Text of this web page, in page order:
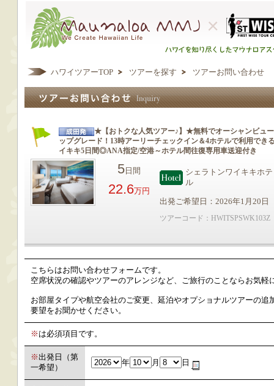
ハワイツアーTOP ツアーを探す ツアーお問い合わせ
★【おトクな人気ツアー♪】★無料でオーシャンビュ
ップグレード！13時アーリーチェックイン＆4ホテルで利用で
イキキ5日間◎ANA指定/空港～ホテル間往復専用車送迎付き
5 日間
22.6万円
シェラトンワイキキホテ
ル
出発ご希望日：2026年1月20日
ツアーコード：HWITSPSWK103Z
こちらはお問い合わせフォームです。
空席状況の確認やツアーのアレンジなど、ご旅行のことならお気軽
お部屋タイプや航空会社のご変更、延泊やオプショナルツアーの追
要望をお聞かせください。
※ は必須項目です。
※出発日（第
一希望）
年 月 日